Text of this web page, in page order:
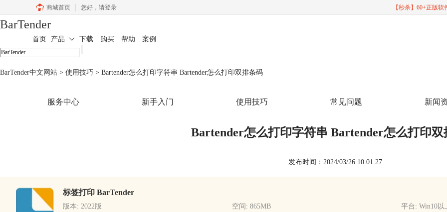
商城首页 您好， 请登录 【秒杀】60+正版
BarTender
首页 产品 下载 购买 帮助 案例
BarTender中文网站 > 使用技巧 > Bartender怎么打印字符串 Bartender怎么打印双排条码
服务中心 新手入门 使用技巧 常见问题 新闻
Bartender怎么打印字符串 Bartender怎么打印双
发布时间：2024/03/26 10:01:27
标签打印 BarTender
版本: 2022版 空间: 865MB
平台: Win10以